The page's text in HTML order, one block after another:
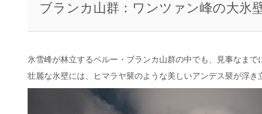
ブランカ山群：ワンツァン峰の大氷
氷雪峰が林立するペルー・ブランカ山群の中でも、見事なま
壮麗な氷壁には、ヒマラヤ襞のような美しいアンデス襞が浮き